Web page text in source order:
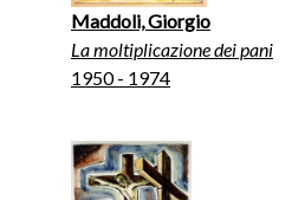
Maddoli, Giorgio
La moltiplicazione dei pani
1950 - 1974